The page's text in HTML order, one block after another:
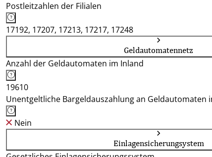
Postleitzahlen der Filialen
17192, 17207, 17213, 17217, 17248
Geldautomatennetz
Anzahl der Geldautomaten im Inland
19610
Unentgeltliche Bargeldauszahlung an Geldautomaten
Nein
Einlagensicherungsystem